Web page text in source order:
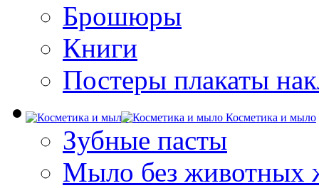
Брошюры
Книги
Постеры плакаты
Косметика и мыло
Зубные пасты
Мыло без животных